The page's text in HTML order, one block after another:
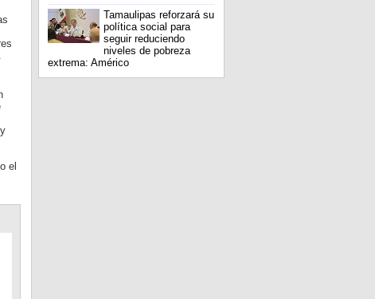
el
Tamaulipas reforzará su
política social para
seguir reduciendo
niveles de pobreza
extrema: Américo